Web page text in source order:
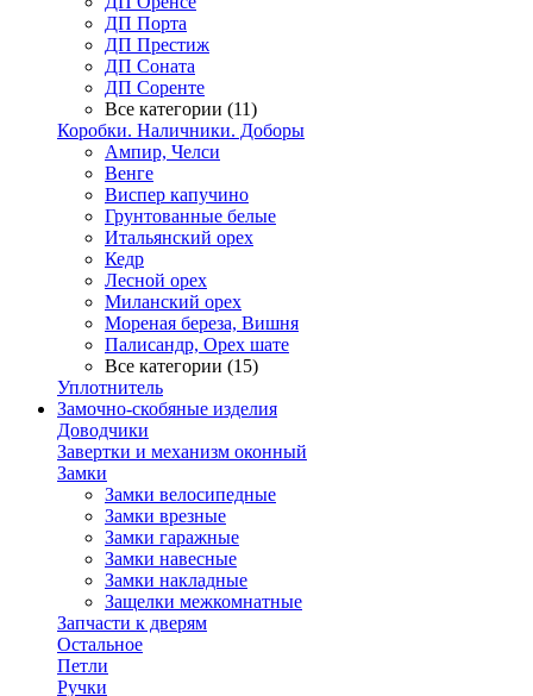
ДП Порта
ДП Престиж
ДП Соната
ДП Соренте
Все категории (11)
Коробки. Наличники. Доборы
Ампир, Челси
Венге
Виспер капучино
Грунтованные белые
Итальянский орех
Кедр
Лесной орех
Миланский орех
Мореная береза, Вишня
Палисандр, Орех шате
Все категории (15)
Уплотнитель
Замочно-скобяные изделия
Доводчики
Завертки и механизм оконный
Замки
Замки велосипедные
Замки врезные
Замки гаражные
Замки навесные
Замки накладные
Защелки межкомнатные
Запчасти к дверям
Остальное
Петли
Ручки